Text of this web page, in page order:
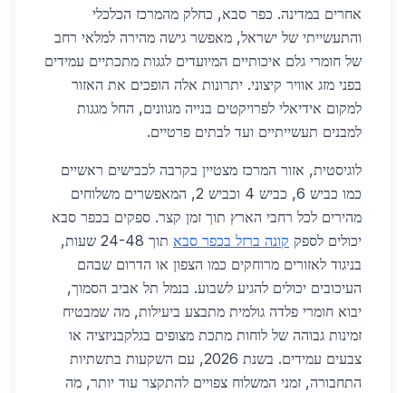
אחרים במדינה. כפר סבא, כחלק מהמרכז הכלכלי
והתעשייתי של ישראל, מאפשר גישה מהירה למלאי רחב
של חומרי גלם איכותיים המיועדים לגגות מתכתיים עמידים
בפני מזג אוויר קיצוני. יתרונות אלה הופכים את האזור
למקום אידיאלי לפרויקטים בנייה מגוונים, החל מגגות
למבנים תעשייתיים ועד לבתים פרטיים.
לוגיסטית, אזור המרכז מצטיין בקרבה לכבישים ראשיים
כמו כביש 6, כביש 4 וכביש 2, המאפשרים משלוחים
מהירים לכל רחבי הארץ תוך זמן קצר. ספקים בכפר סבא
יכולים לספק קונה ברזל בכפר סבא
תוך 24-48 שעות,
בניגוד לאזורים מרוחקים כמו הצפון או הדרום שבהם
העיכובים יכולים להגיע לשבוע. בנמל תל אביב הסמוך,
יבוא חומרי פלדה גולמית מתבצע ביעילות, מה שמבטיח
זמינות גבוהה של לוחות מתכת מצופים בגלקבניזציה או
צבעים עמידים. בשנת 2026, עם השקעות בתשתיות
התחבורה, זמני המשלוח צפויים להתקצר עוד יותר, מה